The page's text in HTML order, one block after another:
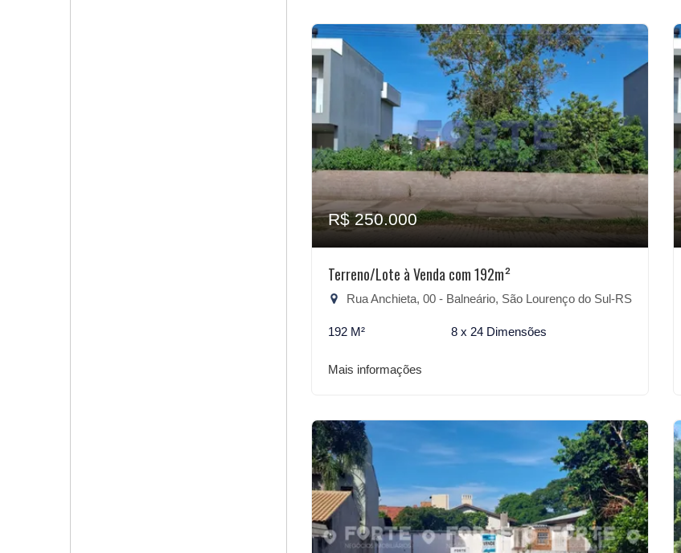
R$ 250.000
Terreno/Lote à Venda com 192m²
Rua Anchieta, 00 - Balneário, São Lourenço do Sul-RS
192 M² 8 x 24 Dimensões
Mais informações